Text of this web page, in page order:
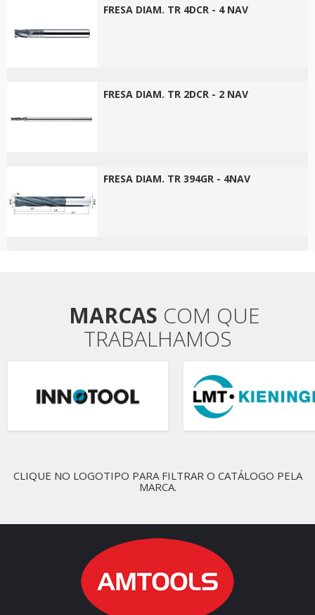
FRESA DIAM. TR 4DCR - 4 NAV
FRESA DIAM. TR 2DCR - 2 NAV
FRESA DIAM. TR 394GR - 4NAV
MARCAS COM QUE
TRABALHAMOS
CLIQUE NO LOGOTIPO PARA FILTRAR O CATÁLOGO PELA
MARCA.